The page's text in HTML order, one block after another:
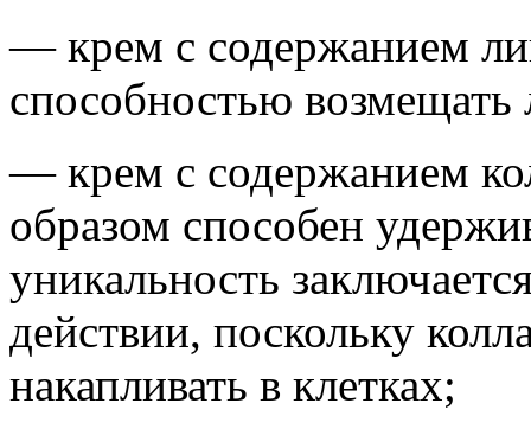
— крем с содержанием
способностью
— крем с содержанием
образом способен
уникальность
действии, поскольку
накапливать в клетках;